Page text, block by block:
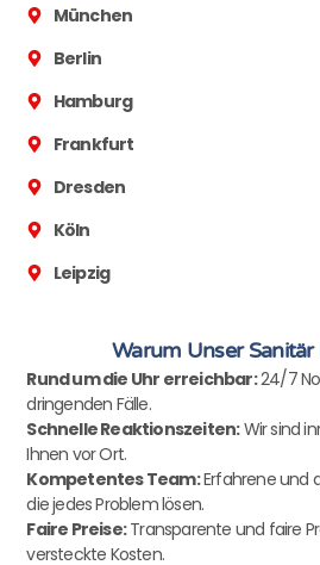
München
Berlin
Hamburg
Frankfurt
Dresden
Köln
Leipzig
Warum Unser
Rund um die Uhr erreichbar:24/7
dringenden Fälle.
Schnelle Reaktionszeiten:Wir sind
Ihnen vor Ort.
Kompetentes Team:Erfahrene und
die jedes Problem lösen.
Faire Preise:Transparente und faire
versteckte Kosten.